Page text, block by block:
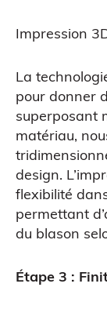
Atelier
Impression
La
pour donner
superposant
matériau,
design.
flexibilité
permettant
du blason
Étape 3 :